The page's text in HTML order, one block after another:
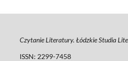
Czytanie Literatury. Łódzkie Studia
ISSN: 2299-7458